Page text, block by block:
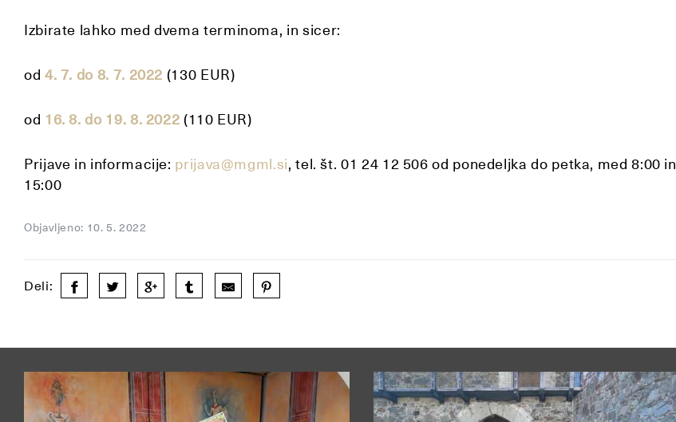
Izbirate lahko med dvema terminoma, in sicer:
od 4. 7. do 8. 7. 2022 (130 EUR)
od 16. 8. do 19. 8. 2022 (110 EUR)
Prijave in informacije: prijava@mgml.si, tel. št. 01 24 12 506 od ponedeljka do petka, med 8:00 in
15:00
Objavljeno: 10. 5. 2022
Deli: